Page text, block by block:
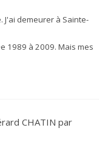
J'ai demeurer à Sainte-
1989 à 2009. Mais mes
CHATIN par